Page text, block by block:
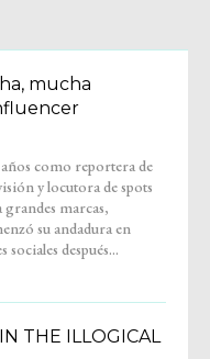
mucha
sociales después...
THE ILLOGICAL